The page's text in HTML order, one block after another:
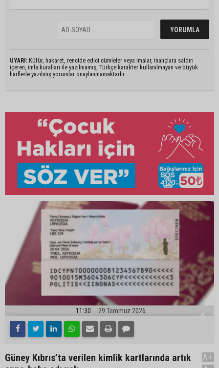
UYARI: Küfür, hakaret, rencide edici cümleler veya imalar, inançlara saldırı
içeren, imla kuralları ile yazılmamış, Türkçe karakter kullanılmayan ve büyük
harflerle yazılmış yorumlar onaylanmamaktadır.
11:30 29 Temmuz 2026
Güney Kıbrıs’ta verilen kimlik kartlarında artık
A+